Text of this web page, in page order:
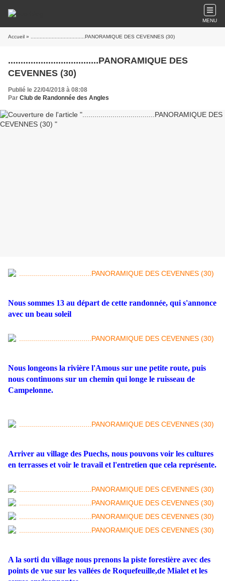
MENU
Accueil » ....................................PANORAMIQUE DES CEVENNES (30)
....................................PANORAMIQUE DES
CEVENNES (30)
Publié le 22/04/2018 à 08:08
Par Club de Randonnée des Angles
Nous sommes 13 au départ de cette randonnée, qui s'annonce
avec un beau soleil
Nous longeons la rivière l'Amous sur une petite route, puis
nous continuons sur un chemin qui longe le ruisseau de
Campelonne.
Arriver au village des Puechs, nous pouvons voir les cultures
en terrasses et voir le travail et l'entretien que cela représente.
A la sorti du village nous prenons la piste forestière avec des
points de vue sur les vallées de Roquefeuille,de Mialet et les